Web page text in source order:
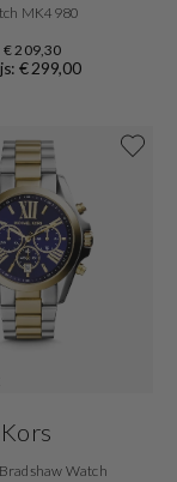
MK4980
€ 209,30
€ 299,00
Watch